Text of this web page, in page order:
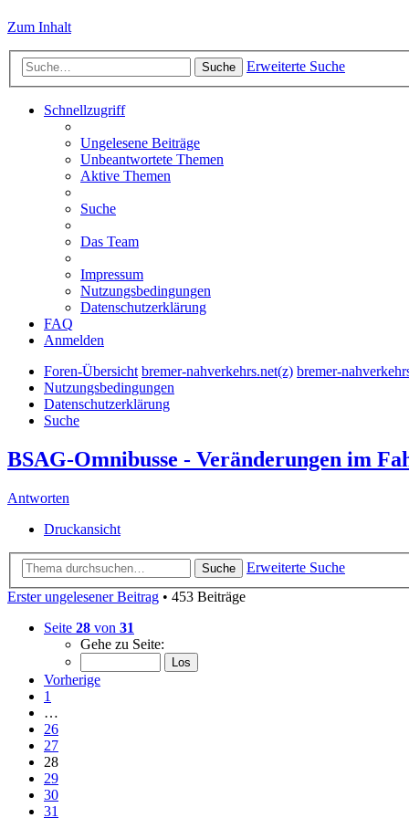
Zum Inhalt
Suche Erweiterte Suche
Schnellzugriff
Ungelesene Beiträge
Unbeantwortete Themen
Aktive Themen
Suche
Das Team
Impressum
Nutzungsbedingungen
Datenschutzerklärung
FAQ
Anmelden
Foren-Übersicht bremer-nahverkehrs.net(z) bremer-
Nutzungsbedingungen
Datenschutzerklärung
Suche
BSAG-Omnibusse - Veränderungen im
Antworten
Druckansicht
Suche
Erweiterte Suche
Erster ungelesener Beitrag • 453 Beiträge
Seite 28 von 31
Gehe zu Seite:
Vorherige
1
…
26
27
28
29
30
31